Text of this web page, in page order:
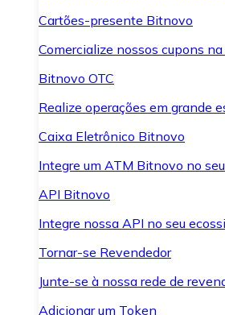
Cartões-presente Bitnovo
Comercialize nossos cupons na
Bitnovo OTC
Realize operações em grande
Caixa Eletrônico Bitnovo
Integre um ATM Bitnovo no
API Bitnovo
Integre nossa API no seu
Tornar-se Revendedor
Junte-se à nossa rede de
Adicionar um Token